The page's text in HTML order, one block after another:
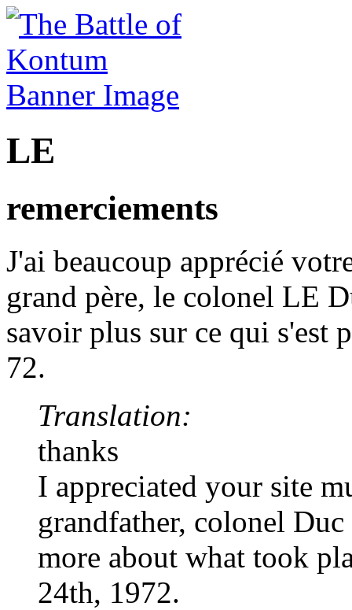
LE
remerciements
J'ai beaucoup apprécié
grand père, le colonel LE
savoir plus sur ce qui s'est
72.
Translation:
thanks
I appreciated your site
grandfather, colonel
more about what took
24th, 1972.